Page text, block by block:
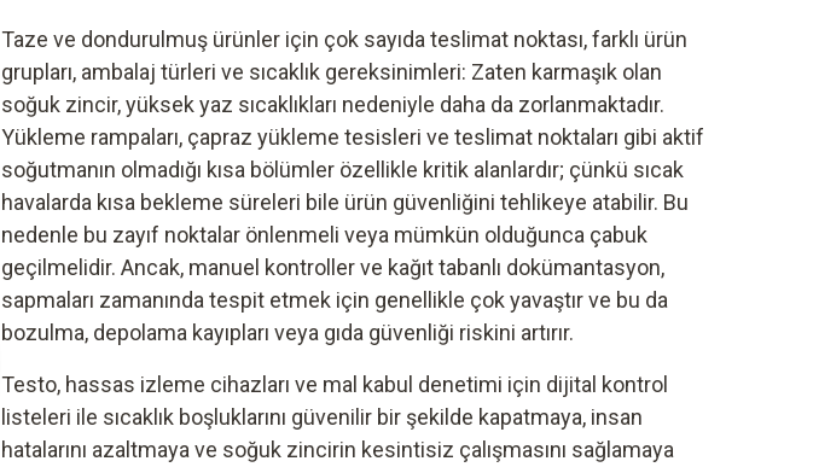
Taze ve dondurulmuş ürünler için çok sayıda teslimat noktası, farklı ürün
grupları, ambalaj türleri ve sıcaklık gereksinimleri: Zaten karmaşık olan
soğuk zincir, yüksek yaz sıcaklıkları nedeniyle daha da zorlanmaktadır.
Yükleme rampaları, çapraz yükleme tesisleri ve teslimat noktaları gibi aktif
soğutmanın olmadığı kısa bölümler özellikle kritik alanlardır; çünkü sıcak
havalarda kısa bekleme süreleri bile ürün güvenliğini tehlikeye atabilir. Bu
nedenle bu zayıf noktalar önlenmeli veya mümkün olduğunca çabuk
geçilmelidir. Ancak, manuel kontroller ve kağıt tabanlı dokümantasyon,
sapmaları zamanında tespit etmek için genellikle çok yavaştır ve bu da
bozulma, depolama kayıpları veya gıda güvenliği riskini artırır.
Testo, hassas izleme cihazları ve mal kabul denetimi için dijital kontrol
listeleri ile sıcaklık boşluklarını güvenilir bir şekilde kapatmaya, insan
hatalarını azaltmaya ve soğuk zincirin kesintisiz çalışmasını sağlamaya